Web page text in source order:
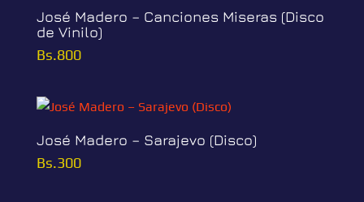
José Madero – Canciones Miseras (Disco
de Vinilo)
Bs.800
José Madero – Sarajevo (Disco)
Bs.300